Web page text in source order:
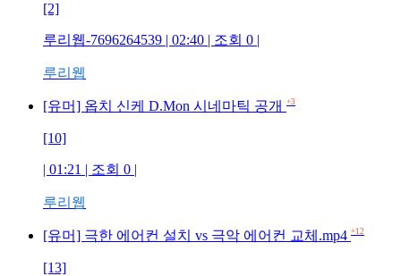
[2]
루리웹-7696264539 | 02:40 | 조회 0 |
루리웹
[유머] 옵치 신케 D.Mon 시네마틱 공개 +3
[10]
| 01:21 | 조회 0 |
루리웹
[유머] 극한 에어컨 설치 vs 극악 에어컨 교체.mp4 +12
[13]